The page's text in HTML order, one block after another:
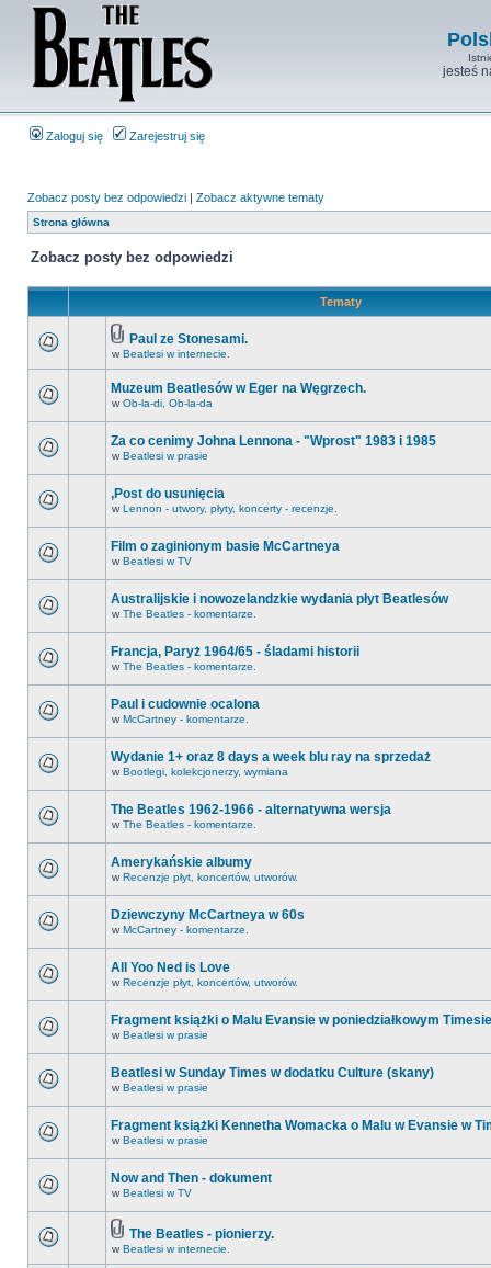
jesteś
Zaloguj się Zarejestruj się
Zobacz posty bez odpowiedzi | Zobacz aktywne tematy
Strona główna
Zobacz posty bez odpowiedzi
Tematy
Paul ze Stonesami.
w Beatlesi w internecie.
Muzeum Beatlesów w Eger na Węgrzech.
w Ob-la-di, Ob-la-da
Za co cenimy Johna Lennona - "Wprost" 1983 i 1985
w Beatlesi w prasie
,Post do usunięcia
w Lennon - utwory, płyty, koncerty - recenzje.
Film o zaginionym basie McCartneya
w Beatlesi w TV
Australijskie i nowozelandzkie wydania płyt Beatlesów
w The Beatles - komentarze.
Francja, Paryż 1964/65 - śladami historii
w The Beatles - komentarze.
Paul i cudownie ocalona
w McCartney - komentarze.
Wydanie 1+ oraz 8 days a week blu ray na sprzedaż
w Bootlegi, kolekcjonerzy, wymiana
The Beatles 1962-1966 - alternatywna wersja
w The Beatles - komentarze.
Amerykańskie albumy
w Recenzje płyt, koncertów, utworów.
Dziewczyny McCartneya w 60s
w McCartney - komentarze.
All Yoo Ned is Love
w Recenzje płyt, koncertów, utworów.
Fragment książki o Malu Evansie w poniedziałkowym Timesie
w Beatlesi w prasie
Beatlesi w Sunday Times w dodatku Culture (skany)
w Beatlesi w prasie
Fragment książki Kennetha Womacka o Malu w Evansie w
w Beatlesi w prasie
Now and Then - dokument
w Beatlesi w TV
The Beatles - pionierzy.
w Beatlesi w internecie.